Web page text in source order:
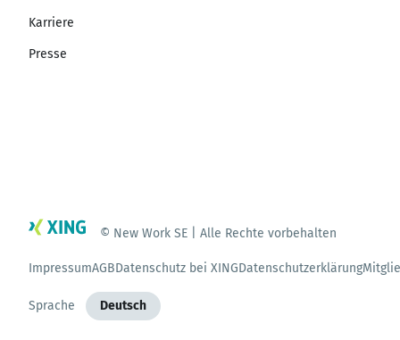
Karriere
Presse
© New Work SE | Alle Rechte vorbehalten
ImpressumAGBDatenschutz bei XINGDatenschutzerklärung
Sprache Deutsch